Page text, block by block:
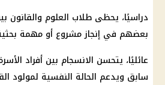
دراسيًا، يحظى طلاب العلوم والقانون
بعضهم في إنجاز مشروع أو مهمة
عائليًا، يتحسن الانسجام بين أفراد
سابق ويدعم الحالة النفسية لمولود